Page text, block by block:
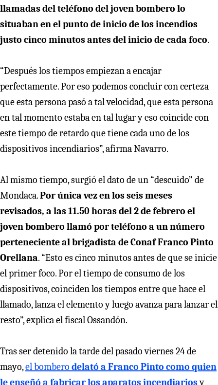
llamadas del teléfono del joven bombero lo
situaban en el punto de inicio de los incendios
justo cinco minutos antes del inicio de cada foco.
“Después los tiempos empiezan a encajar
perfectamente. Por eso podemos concluir con certeza
que esta persona pasó a tal velocidad, que esta persona
en tal momento estaba en tal lugar y eso coincide con
este tiempo de retardo que tiene cada uno de los
dispositivos incendiarios”, afirma Navarro.
Al mismo tiempo, surgió el dato de un “descuido” de
Mondaca.Por única vez en los seis meses
revisados, a las 11.50 horas del 2 de febrero el
joven bombero llamó por teléfono a un número
perteneciente al brigadista de Conaf Franco Pinto
Orellana. “Esto es cinco minutos antes de que se inicie
el primer foco. Por el tiempo de consumo de los
dispositivos, coinciden los tiempos entre que hace el
llamado, lanza el elemento y luego avanza para lanzar el
resto”, explica el fiscal Ossandón.
Tras ser detenido la tarde del pasado viernes 24 de
mayo,el bombero delató a Franco Pinto como quien
le enseñó a fabricar los aparatos incendiariosy